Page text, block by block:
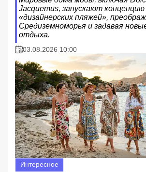
Jacquemus, запускают концепцию
«дизайнерских пляжей»,
Средиземноморья и задавая
отдыха.
03.08.2026 10:00
Интересное